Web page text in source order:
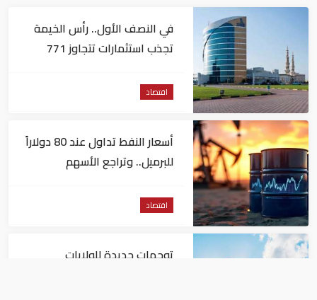
في النصف الأول.. رأس الخيمة
تجذب استثمارات تتجاوز 771
اقتصاد
أسعار النفط تداول عند 80 دولاراً
للبرميل.. وتراجع الأسهم
اقتصاد
توجهات جديدة للولايات